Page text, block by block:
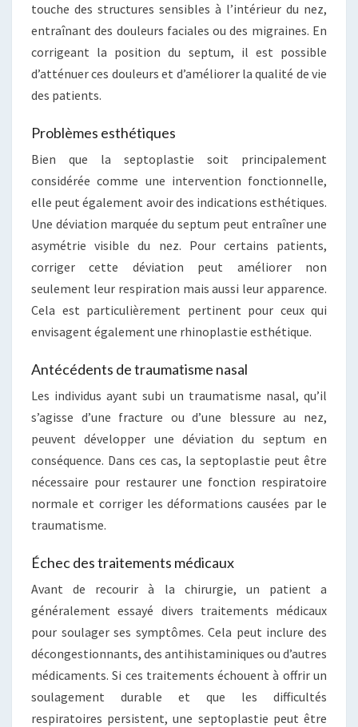
touche des structures sensibles à l’intérieur du nez,
entraînant des douleurs faciales ou des migraines. En
corrigeant la position du septum, il est possible
d’atténuer ces douleurs et d’améliorer la qualité de vie
des patients.
Problèmes esthétiques
Bien que la septoplastie soit principalement
considérée comme une intervention fonctionnelle,
elle peut également avoir des indications esthétiques.
Une déviation marquée du septum peut entraîner une
asymétrie visible du nez. Pour certains patients,
corriger cette déviation peut améliorer non
seulement leur respiration mais aussi leur apparence.
Cela est particulièrement pertinent pour ceux qui
envisagent également une rhinoplastie esthétique.
Antécédents de traumatisme nasal
Les individus ayant subi un traumatisme nasal, qu’il
s’agisse d’une fracture ou d’une blessure au nez,
peuvent développer une déviation du septum en
conséquence. Dans ces cas, la septoplastie peut être
nécessaire pour restaurer une fonction respiratoire
normale et corriger les déformations causées par le
traumatisme.
Échec des traitements médicaux
Avant de recourir à la chirurgie, un patient a
généralement essayé divers traitements médicaux
pour soulager ses symptômes. Cela peut inclure des
décongestionnants, des antihistaminiques ou d’autres
médicaments. Si ces traitements échouent à offrir un
soulagement durable et que les difficultés
respiratoires persistent, une septoplastie peut être